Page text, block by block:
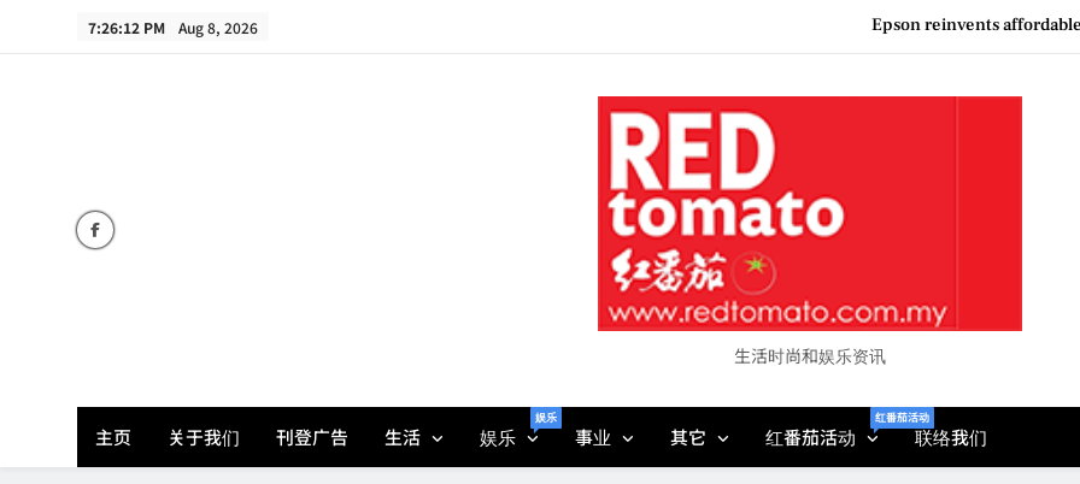
7:26:13 PM Aug 8, 2026 Epson reinvents
Epson reinvents
“See Her Heal – 1,000 Untold
生活时尚和娱乐资讯
主页 关于我们 刊登广告 生活 娱乐
娱乐
事业 其它 红番茄活动
红番茄活动
联络我们